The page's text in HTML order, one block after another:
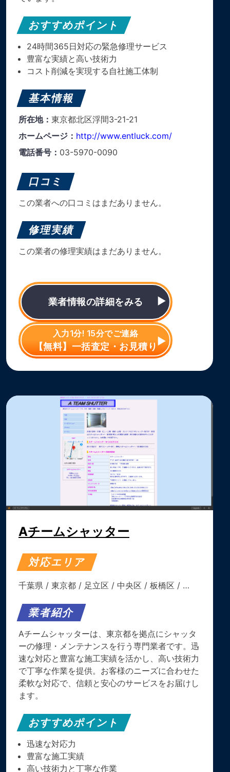
おすすめポイント
24時間365日対応の緊急修理サービス
豊富な実績と高い技術力
コスト削減を実現する自社施工体制
基本情報
所在地： 東京都北区浮間3-21-21
ホームページ： http://www.entluck.com/
電話番号： 03-5970-0090
口コミ
この業者への口コミはまだありません。
修理実績
この業者の修理実績はまだありません。
業者情報の詳細をみる
入力1分! 15分でご連絡
【無料】一括査定・お見積り
Aチームシャッター
対応エリア
千葉県 / 東京都 / 足立区 / 中央区 / 板橋区 / …
業者紹介
Aチームシャッターは、東京都を拠点にシャッタ
ーの修理・メンテナンスを行う専門業者です。迅
速な対応と豊富な施工実績を活かし、高い技術力
で丁寧な作業を提供。お客様のニーズに合わせた
柔軟な対応で、信頼と安心のサービスをお届けし
ます。
おすすめポイント
迅速な対応力
豊富な施工実績
高い技術力と丁寧な作業